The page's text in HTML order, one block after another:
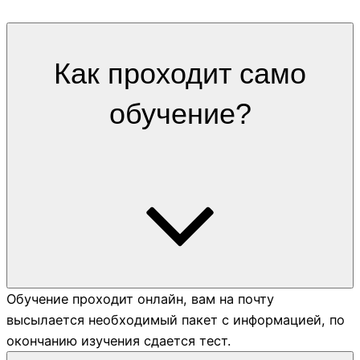
Как проходит само
обучение?
Обучение проходит онлайн, вам на почту
высылается необходимый пакет с информацией, по
окончанию изучения сдается тест.